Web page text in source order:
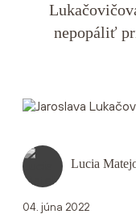
nepopáliť
Lucia
04. júna 2022